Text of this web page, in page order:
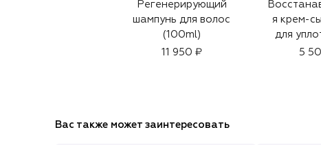
Регенерирующий
шампунь для волос
(100ml)
11 950 ₽
я крем-
для
объема
5
Вас также может заинтересовать